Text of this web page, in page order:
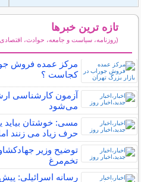
تازه ترین خبرها
(روزنامه، سیاست و جامعه، حوادث،
مرکز عمده فروش
کجاست ؟
آزمون کارشناسی
می‌شود
مسی: خوشتان بیاید
حرف زیاد می زنند
توضیح وزیر
تخم‌مرغ
رسانه اسرائیلی: